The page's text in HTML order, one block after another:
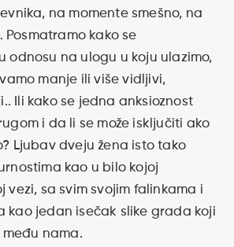
na momente smešno, na
Posmatramo kako se
odnosu na ulogu u koju ulazimo,
manje ili više vidljivi,
Ili kako se jedna anksioznost
i da li se može isključiti ako
Ljubav dveju žena isto tako
kao u bilo kojoj
vezi, sa svim svojim falinkama i
kao jedan isečak slike grada koji
nama.